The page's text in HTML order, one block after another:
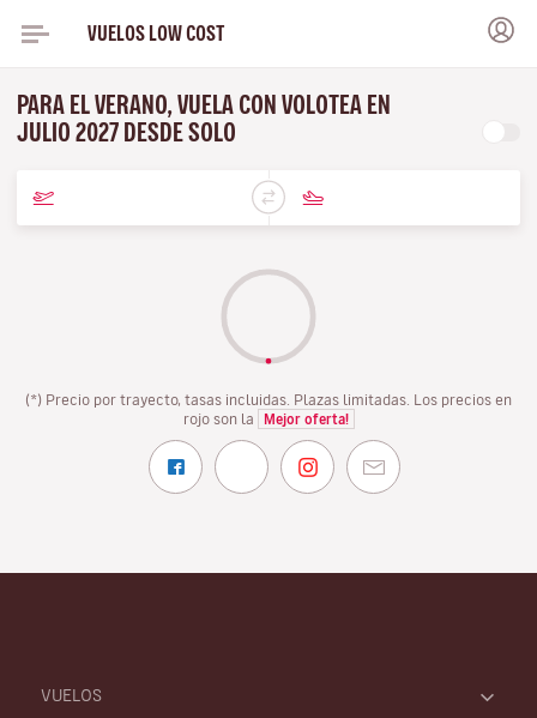
VUELOS LOW COST
PARA EL VERANO, VUELA CON VOLOTEA EN
JULIO 2027 DESDE SOLO
(*) Precio por trayecto, tasas incluidas. Plazas limitadas. Los precios en
rojo son la
Mejor oferta!
VUELOS